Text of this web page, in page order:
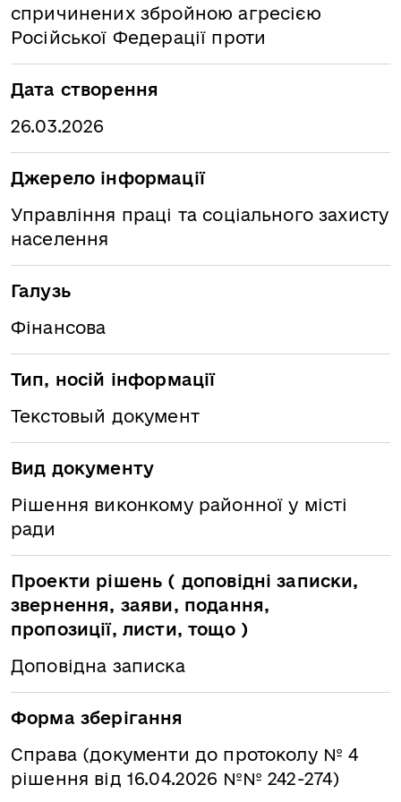
спричинених збройною агресією
Російської Федерації проти
Дата створення
26.03.2026
Джерело інформації
Управління праці та соціального захисту
населення
Галузь
Фінансова
Тип, носій інформації
Текстовый документ
Вид документу
Рішення виконкому районної у місті
ради
Проекти рішень ( доповідні записки,
звернення, заяви, подання,
пропозиції, листи, тощо )
Доповідна записка
Форма зберігання
Справа (документи до протоколу № 4
рішення від 16.04.2026 №№ 242-274)